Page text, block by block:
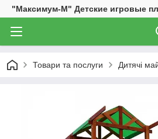
"Максимум-М" Детские игровые
Товари та послуги Дитячі